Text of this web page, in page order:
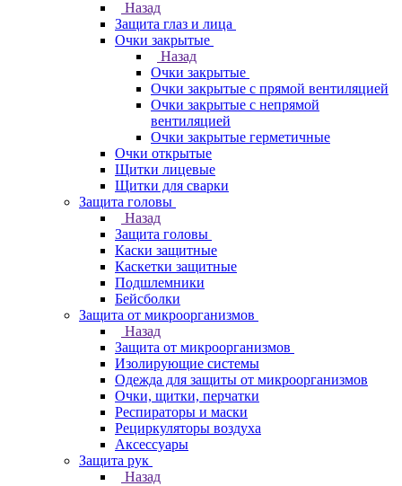
Назад
Защита глаз и лица
Очки закрытые
Назад
Очки закрытые
Очки закрытые с прямой вентиляцией
Очки закрытые с непрямой
вентиляцией
Очки закрытые герметичные
Очки открытые
Щитки лицевые
Щитки для сварки
Защита головы
Назад
Защита головы
Каски защитные
Каскетки защитные
Подшлемники
Бейсболки
Защита от микроорганизмов
Назад
Защита от микроорганизмов
Изолирующие системы
Одежда для защиты от микроорганизмов
Очки, щитки, перчатки
Респираторы и маски
Рециркуляторы воздуха
Аксессуары
Защита рук
Назад